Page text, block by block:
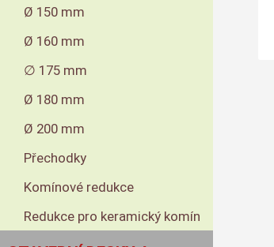
Ø 150 mm
Ø 160 mm
∅ 175 mm
Ø 180 mm
Ø 200 mm
Přechodky
Komínové redukce
Redukce pro keramický komín